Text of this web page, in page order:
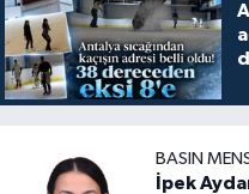
BASIN
İpek